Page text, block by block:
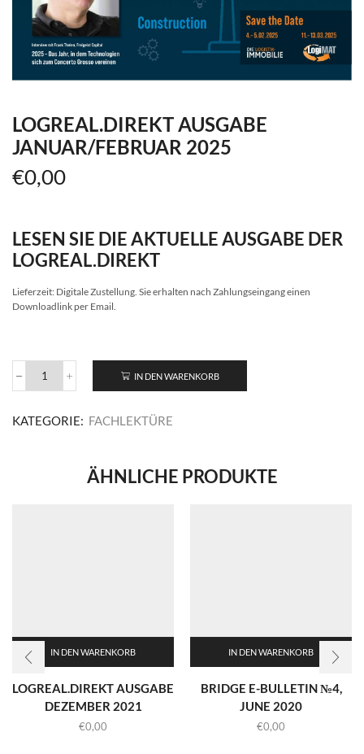
LOGREAL.DIREKT AUSGABE
JANUAR/FEBRUAR 2025
€0,00
LESEN SIE DIE AKTUELLE AUSGABE DER
LOGREAL.DIREKT
Lieferzeit: Digitale Zustellung. Sie erhalten nach Zahlungseingang einen
Downloadlink per Email.
LogReal.Direkt
2025
IN DEN WARENKORB
KATEGORIE: FACHLEKTÜRE
ÄHNLICHE PRODUKTE
IN DEN WARENKORB
LOGREAL.DIREKT AUSGABE
DEZEMBER 2021
€0,00
IN DEN WARENKORB
BRIDGE E-BULLETIN №4,
JUNE 2020
€0,00